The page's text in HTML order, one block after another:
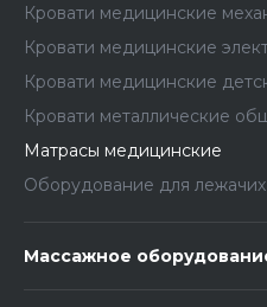
Кровати медицинские
Кровати медицинские
Кровати медицинские
Кровати металлические
Матрасы медицинские
Оборудование для
Массажное